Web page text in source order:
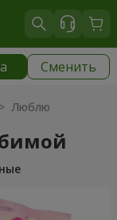
Сменить
Люблю